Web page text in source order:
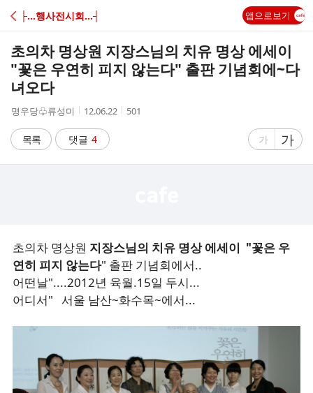
C
├…행사전시회…┤ 앱으로보기
초의차 명상원 지장스님의 치유 명상 에세이
"꽃은 우연히 피지 않는다" 출판 기념회에~다
녀오다
작
자
명우당♧류성미
작
시
간
12.06.22
조
501
목록 댓글 4
글
게
가
글
자
게
가
초의차 명상원 지장스님의 치유 명상 에세이 "꽃은 우
연히 피지 않는다" 출판 기념회에서..
어떤날"....2012년 육월.15일 두시...
어디서" 서울 남산~화수목~에서...